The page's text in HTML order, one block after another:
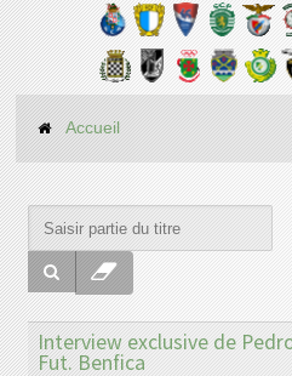
Accueil
Interview exclusive de
Fut. Benfica